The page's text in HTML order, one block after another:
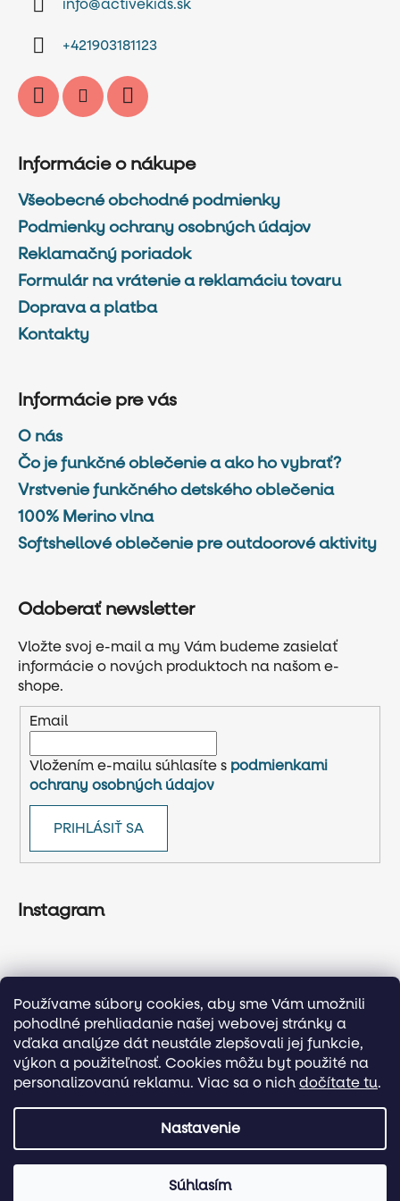
Používame súbory cookies, aby sme Vám umožnili
pohodlné prehliadanie našej webovej stránky a
vďaka analýze dát neustále zlepšovali jej funkcie,
výkon a použiteľnosť. Cookies môžu byt použité na
personalizovanú reklamu. Viac sa o nichdočítate tu.
Nastavenie
Súhlasím
info@activekids.sk
+421903181123
Informácie o nákupe
Všeobecné obchodné podmienky
Podmienky ochrany osobných údajov
Reklamačný poriadok
Formulár na vrátenie a reklamáciu tovaru
Doprava a platba
Kontakty
Informácie pre vás
O nás
Čo je funkčné oblečenie a ako ho vybrať?
Vrstvenie funkčného detského oblečenia
100% Merino vlna
Softshellové oblečenie pre outdoorové aktivity
Odoberať newsletter
Vložte svoj e-mail a my Vám budeme zasielať
informácie o nových produktoch na našom e-
shope.
Email
Vložením e-mailu súhlasíte s podmienkami
ochrany osobných údajov
PRIHLÁSIŤ SA
Instagram
Vytvoril Shoptet
Activekids.sk